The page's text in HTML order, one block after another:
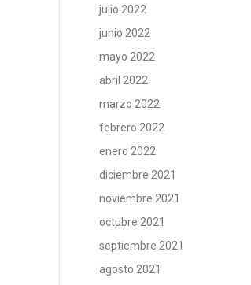
julio 2022
junio 2022
mayo 2022
abril 2022
marzo 2022
febrero 2022
enero 2022
diciembre 2021
noviembre 2021
octubre 2021
septiembre 2021
agosto 2021